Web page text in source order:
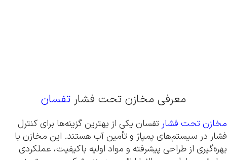
معرفی مخازن تحت فشار تفسان
مخازن تحت فشار تفسان یکی از بهترین گزینه‌ها برای کنترل
فشار در سیستم‌های پمپاژ و تأمین آب هستند. این مخازن با
بهره‌گیری از طراحی پیشرفته و مواد اولیه باکیفیت، عملکردی